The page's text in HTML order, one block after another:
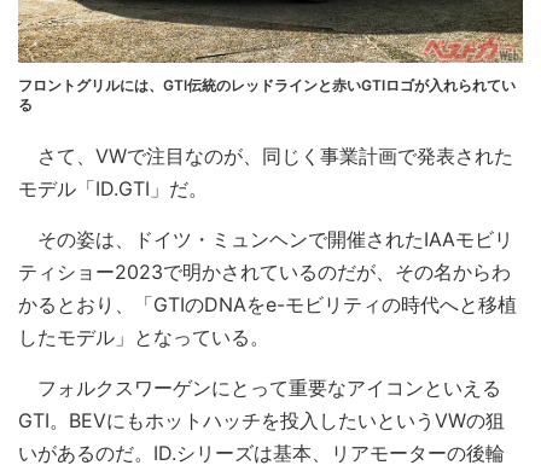
フロントグリルには、GTI伝統のレッドラインと赤いGTIロゴが入れられてい
る
さて、VWで注目なのが、同じく事業計画で発表された
モデル「ID.GTI」だ。
その姿は、ドイツ・ミュンヘンで開催されたIAAモビリ
ティショー2023で明かされているのだが、その名からわ
かるとおり、「GTIのDNAをe-モビリティの時代へと移植
したモデル」となっている。
フォルクスワーゲンにとって重要なアイコンといえる
GTI。BEVにもホットハッチを投入したいというVWの狙
いがあるのだ。ID.シリーズは基本、リアモーターの後輪